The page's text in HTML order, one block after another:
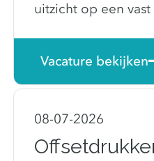
uitzicht op een
Vacature bekijken
08-07-2026